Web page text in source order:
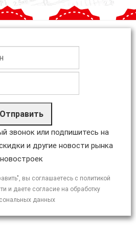
Отправить
звонок или подпишитесь на
и другие новости рынка
новостроек
вы соглашаетесь с политикой
и даете согласие на обработку
данных